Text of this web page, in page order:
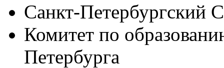
Санкт-Петербургский
Комитет по
Петербурга